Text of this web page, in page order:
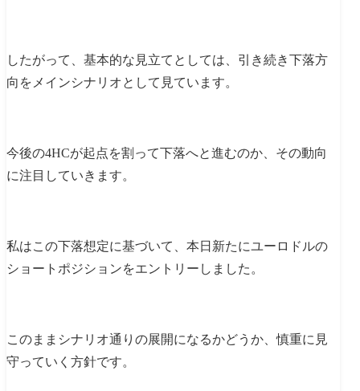
したがって、基本的な見立てとしては、引き続き下落方
向をメインシナリオとして見ています。
今後の4HCが起点を割って下落へと進むのか、その動向
に注目していきます。
私はこの下落想定に基づいて、本日新たにユーロドルの
ショートポジションをエントリーしました。
このままシナリオ通りの展開になるかどうか、慎重に見
守っていく方針です。